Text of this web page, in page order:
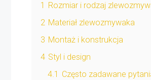
1
Rozmiar i rodzaj
2 Materiał zlewozmywaka
3 Montaż i konstrukcja
4 Styl i design
4.1 Często zadawane